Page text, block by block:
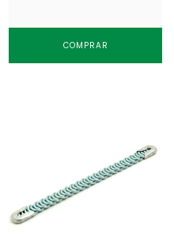
COMPRAR